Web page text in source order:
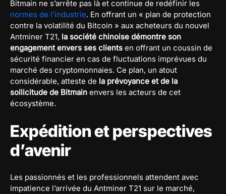
Bitmain ne s’arrête pas là et continue de redéfinir les
normes de l’industrie. En offrant un « plan de protection
contre la volatilité du Bitcoin » aux acheteurs du nouvel
Antminer T21, la société chinoise démontre son
engagement envers ses clients en offrant un coussin de
sécurité financier en cas de fluctuations imprévues du
marché des cryptomonnaies. Ce plan, un atout
considérable, atteste de la prévoyance et de la
sollicitude de Bitmain envers les acteurs de cet
écosystème.
Expédition et perspectives
d’avenir
Les passionnés et les professionnels attendent avec
impatience l’arrivée du Antminer T21 sur le marché,